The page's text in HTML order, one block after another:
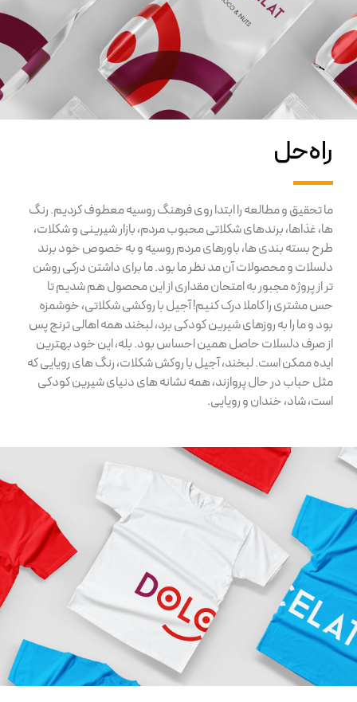
راه‌حل
ما تحقیق و مطالعه را ابتدا روی فرهنگ روسیه معطوف کردیم. رنگ
ها، غذاها، برندهای شکلاتی محبوب مردم، بازار شیرینی و شکلات،
طرح بسته بندی ها، باورهای مردم روسیه و به خصوص خود برند
دلسلات و محصولات آن مد نظر ما بود. ما برای داشتن درکی روشن
تر از پروژه مجبور به امتحان مقداری از این محصول هم شدیم تا
حس مشتری را کاملا درک کنیم! آجیل با روکشی شکلاتی، خوشمزه
بود و ما را به روزهای شیرین کودکی برد، لبخند همه اهالی ترنج پس
از صرف دلسلات حاصل همین احساس بود. بله، این خود بهترین
ایده ممکن است. لبخند، آجیل با روکش شکلات، رنگ های رویایی که
مثل حباب در حال پروازند، همه نشانه های دنیای شیرین کودکی
است، شاد، خندان و رویایی.